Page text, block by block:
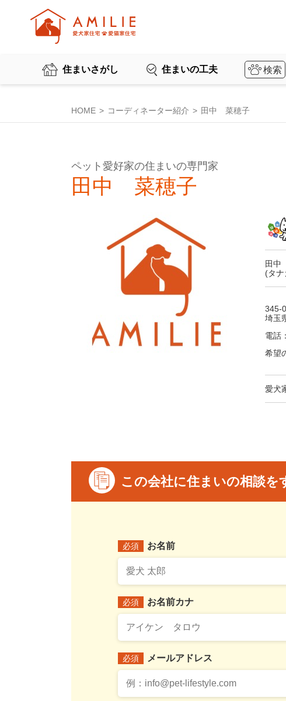
住まいさがし 住まいの工夫
HOME コーディネーター紹介 田中 菜穂子
ペット愛好家の住まいの専門家
田中 菜穂子
田
(タ
345-
埼玉
電話
希望
愛犬
この会社に住まいの相談を
必須 お名前
必須 お名前カナ
必須 メールアドレス